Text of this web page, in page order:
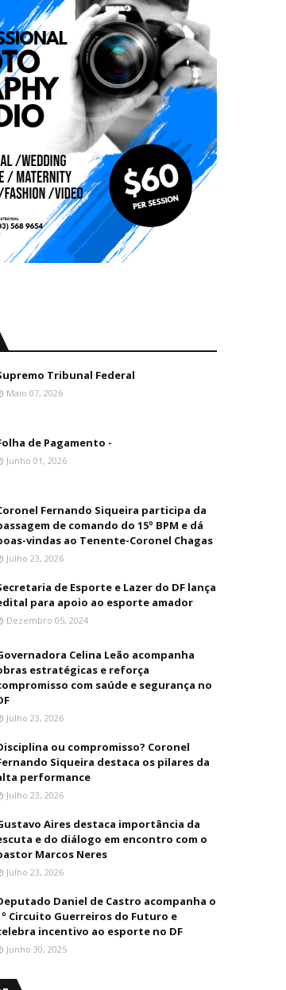
Tribunal Federal
Maio 07, 2026
de Pagamento -
Junho 01, 2026
Fernando Siqueira participa da
de comando do 15º BPM e dá
vindas ao Tenente-Coronel Chagas
Julho 23, 2026
de Esporte e Lazer do DF lança
para apoio ao esporte amador
Dezembro 05, 2024
Celina Leão acompanha
estratégicas e reforça
com saúde e segurança no
Julho 23, 2026
ou compromisso? Coronel
Siqueira destaca os pilares da
performance
Julho 23, 2026
Aires destaca importância da
e do diálogo em encontro com o
Marcos Neres
Julho 23, 2026
Daniel de Castro acompanha o
Circuito Guerreiros do Futuro e
incentivo ao esporte no DF
Junho 30, 2025